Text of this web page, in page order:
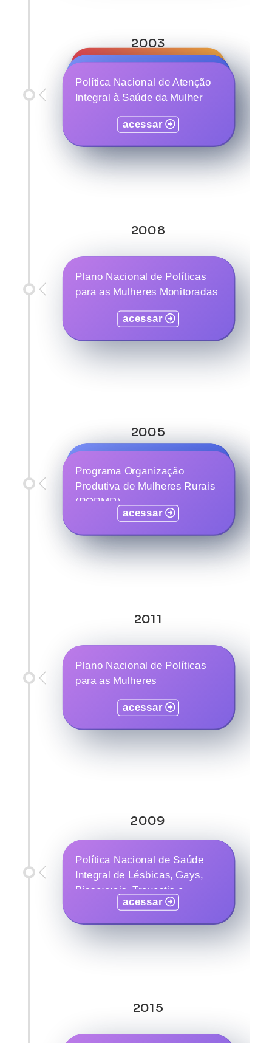
2003
Programa Nacional de
Documentação da
Trabalhadora Rural (PNDTR)
acessar
da Mortalidade Materna
acessar
Política Nacional de Atenção
Integral à Saúde da Mulher
acessar
2005
Plano Nacional de Políticas
para as Mulheres Monitoradas
acessar
2008
Licença à Gestante e à
Adotante
acessar
Programa Organização
Produtiva de Mulheres Rurais
(POPMR)
acessar
2009
Plano Nacional de Políticas
para as Mulheres
acessar
2011
Política Nacional de Saúde
Integral de Lésbicas, Gays,
Bissexuais, Travestis e
Transexuaisacessar
2015